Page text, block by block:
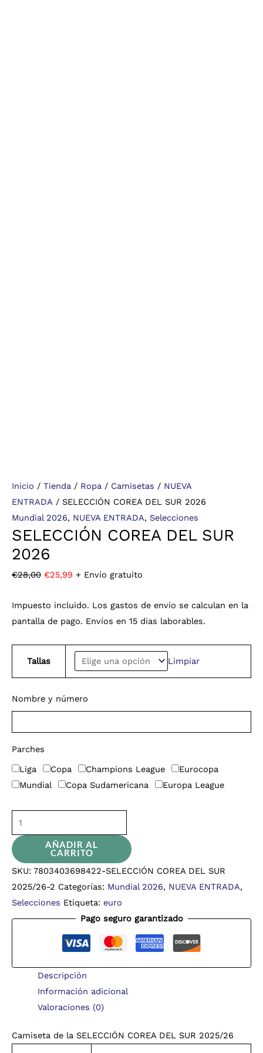
Inicio / Tienda / Ropa / Camisetas / NUEVA
ENTRADA / SELECCIÓN COREA DEL SUR 2026
Mundial 2026, NUEVA ENTRADA, Selecciones
SELECCIÓN COREA DEL SUR
2026
€28,00 €25,99 + Envío gratuito
Impuesto incluido. Los gastos de envío se calculan en la
pantalla de pago. Envíos en 15 dias laborables.
Tallas Limpiar
Nombre y número
Parches
Liga
Copa Champions League
Eurocopa
Mundial
Copa Sudamericana Europa League
AÑADIR AL
CARRITO
SKU: 7803403698422-SELECCIÓN COREA DEL SUR
2025/26-2 Categorías: Mundial 2026, NUEVA ENTRADA,
Selecciones Etiqueta: euro
Pago seguro garantizado
Descripción
Información adicional
Valoraciones (0)
Camiseta de la SELECCIÓN COREA DEL SUR 2025/26